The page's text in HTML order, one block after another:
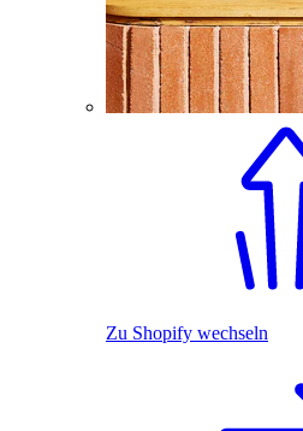
Zu Shopify wechseln